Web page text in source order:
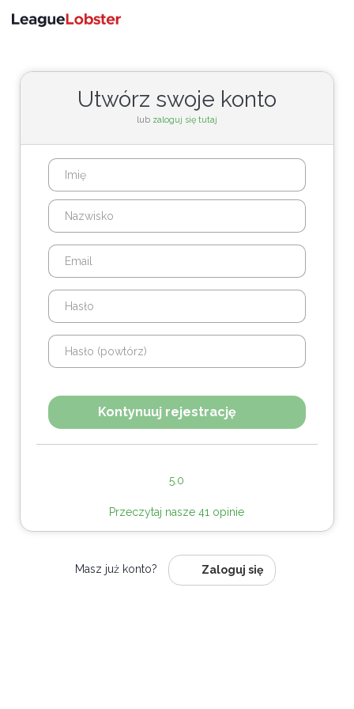
Utwórz swoje konto
lub zaloguj się tutaj
Kontynuuj rejestrację
5.0
Przeczytaj nasze 41 opinie
Masz już konto? Zaloguj się